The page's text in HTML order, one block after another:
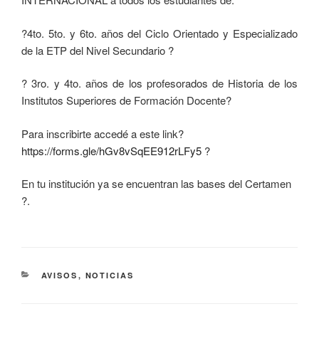
?4to. 5to. y 6to. años del Ciclo Orientado y Especializado
de la ETP del Nivel Secundario ?
? 3ro. y 4to. años de los profesorados de Historia de los
Institutos Superiores de Formación Docente?
Para inscribirte accedé a este link?
https://forms.gle/hGv8vSqEE912rLFy5 ?
En tu institución ya se encuentran las bases del Certamen
?.
AVISOS , NOTICIAS